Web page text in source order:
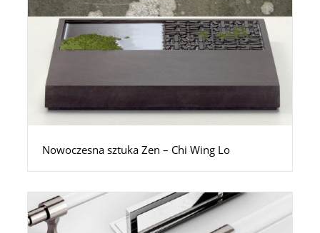
Nowoczesna sztuka Zen – Chi Wing Lo